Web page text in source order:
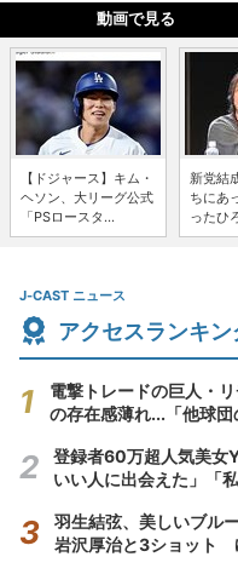
動画で見る
【ドジャース】キム・
ヘソン、大リーグ公式
「PSロースタ...
新党結
ちにあ
ったひ
J-CAST ニュース
アクセスランキン
電撃トレードの巨人・
の存在感薄れ...「他球
登録者60万超人気美
いい人に出会えた」「
羽生結弦、美しいブル
岩沢厚治と3ショット